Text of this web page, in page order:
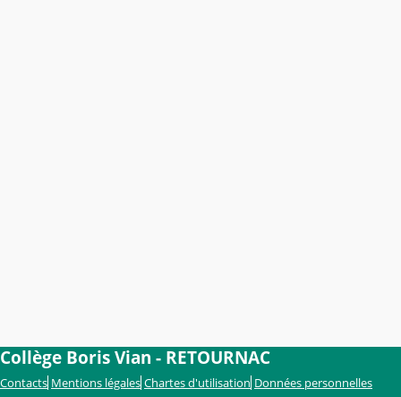
Collège Boris Vian - RETOURNAC
Contacts Mentions légales Chartes d'utilisation Données personnelles